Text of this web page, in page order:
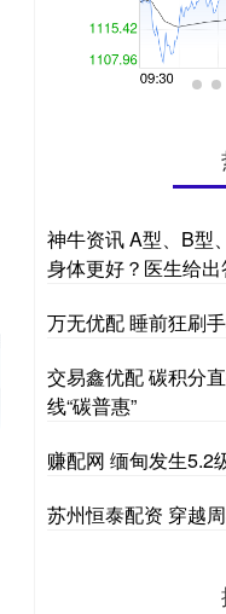
神牛资讯 A型、B型
身体更好？医生给出
万无优配 睡前狂刷
交易鑫优配 碳积分
线“碳普惠”
赚配网 缅甸发生5.2
苏州恒泰配资 穿越